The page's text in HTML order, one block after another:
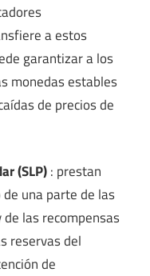
a estos
garantizar a los
monedas estables
de precios de
(SLP): prestan
una parte de las
las recompensas
reservas del
de